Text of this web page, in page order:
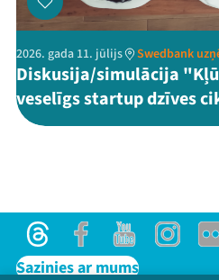
2026. gada 11. jūlijs Swedbank
Diskusija/simulācija
veselīgs startup dzīves
ThreadsFacebookYoutube
Sazinies ar mums